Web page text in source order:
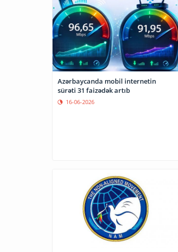
Azərbaycanda mobil internetin
sürəti 31 faizədək artıb
16-06-2026